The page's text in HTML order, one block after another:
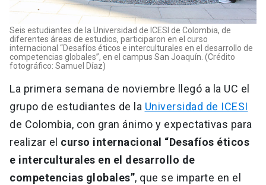
Seis estudiantes de la Universidad de ICESI de Colombia, de
diferentes áreas de estudios, participaron en el curso
internacional “Desafíos éticos e interculturales en el desarrollo de
competencias globales”, en el campus San Joaquín. (Crédito
fotográfico: Samuel Díaz)
La primera semana de noviembre llegó a la UC el
grupo de estudiantes de la Universidad de ICESI
de Colombia, con gran ánimo y expectativas para
realizar el curso internacional “Desafíos éticos
e interculturales en el desarrollo de
competencias globales”, que se imparte en el